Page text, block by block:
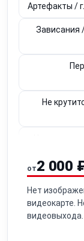
Артефакты /
Зависания
Не
Не работает
Вздулись /
от2 000
Нет
видеокарте.